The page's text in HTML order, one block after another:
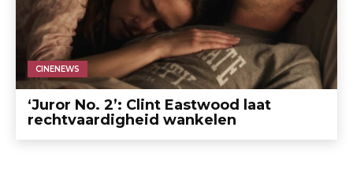
CINENEWS
‘Juror No. 2’: Clint Eastwood laat
rechtvaardigheid wankelen